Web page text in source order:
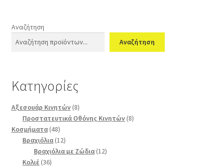
Αναζήτηση
Αναζήτηση
Κατηγορίες
Αξεσουάρ Κινητών 88
προϊόντα
Προστατευτικά Οθόνης Κινητών 88
Κοσμήματα 4848
προϊόντα
Βραχιόλια 1212
προϊόντα
Βραχιόλια με Ζώδια 1212
Κολιέ 3636